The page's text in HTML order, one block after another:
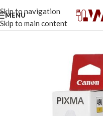
Skip to navigation
Skip to main content
MENU